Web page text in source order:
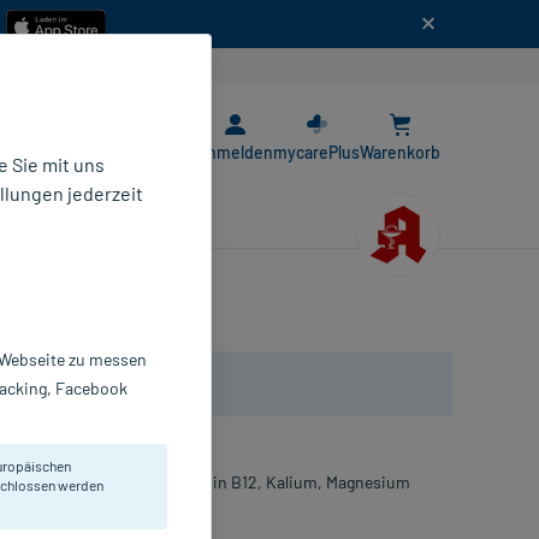
AnmeldenmycarePlusWarenkorb
Niacin, Folsäure, Vitamin B12, Kalium, Magnesium
Sie mit uns
jederzeit
zu messen
Facebook
werden